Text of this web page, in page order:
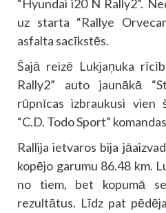
“Hyundai i20 N Rally2”.
uz starta “Rallye
asfalta sacīkstēs.
Šajā reizē Lukjaņuka
Rally2” auto jaunākā
rūpnīcas izbraukusi vien
“C.D. Todo Sport”
Rallija ietvaros bija
kopējo garumu 86.48 km.
no tiem, bet kopumā
rezultātus. Līdz pat